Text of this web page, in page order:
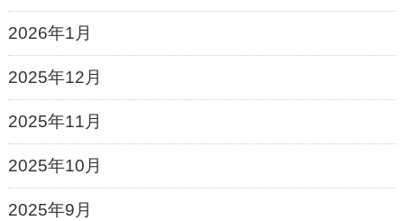
2026年1月
2025年12月
2025年11月
2025年10月
2025年9月